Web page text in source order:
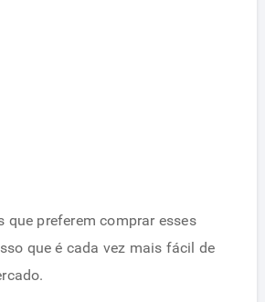
que preferem comprar esses
que é cada vez mais fácil de